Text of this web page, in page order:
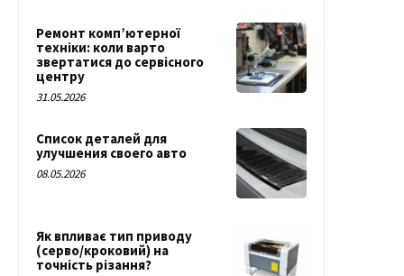
Ремонт комп’ютерної
техніки: коли варто
звертатися до сервісного
центру
31.05.2026
Список деталей для
улучшения своего авто
08.05.2026
Як впливає тип приводу
(серво/кроковий) на
точність різання?